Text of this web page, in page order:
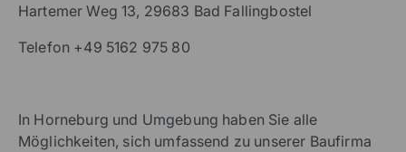
Hartemer Weg 13, 29683 Bad Fallingbostel
Telefon +49 5162 975 80
In Horneburg und Umgebung haben Sie alle
Möglichkeiten, sich umfassend zu unserer Baufirma